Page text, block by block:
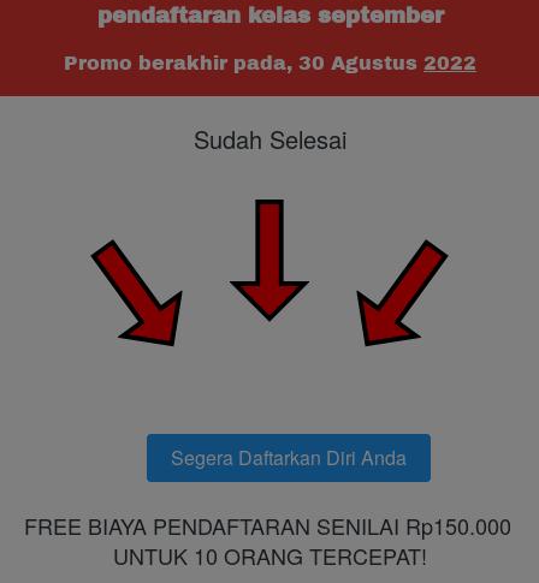
pendaftaran kelas september
Promo berakhir pada, 30 Agustus 2022
Sudah Selesai
`Segera Daftarkan Diri Anda
FREE BIAYA PENDAFTARAN SENILAI Rp150.000
UNTUK 10 ORANG TERCEPAT!